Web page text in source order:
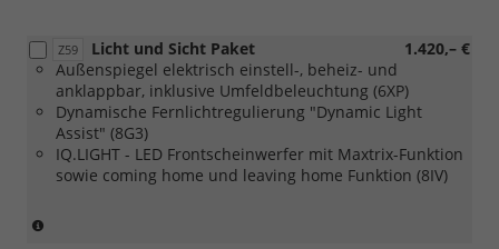
Anthrazit,
Oberfläche
glanzgedreht
und
[Z45]
Fahrerhaus
Sitzpaket
Z59 1.420,– €
Licht und Sicht Paket
Außenspiegel elektrisch einstell-, beheiz- und
anklappbar, inklusive Umfeldbeleuchtung (6XP)
Dynamische Fernlichtregulierung "Dynamic Light
Assist" (8G3)
IQ.LIGHT - LED Frontscheinwerfer mit Maxtrix-Funktion
sowie coming home und leaving home Funktion (8IV)